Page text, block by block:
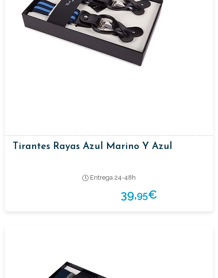
Tirantes Rayas Azul Marino Y Azul
Entrega 24-48h
39,95€